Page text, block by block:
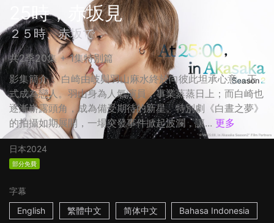
25時，赤坂見
２５時、赤坂で
共2季20集 + 1集特別篇
影集簡介： 白崎由岐與羽山麻水終於向彼此坦承心意，正
式成為戀人。羽山身為人氣演員，事業蒸蒸日上；而白崎也
逐漸嶄露頭角，成為備受期待的新星。特別劇《白晝之夢》
的拍攝如期展開，一場突發事件掀起波瀾，讓... 更多
日本2024
部分免費
字幕
English
繁體中文 简体中文 Bahasa Indonesia